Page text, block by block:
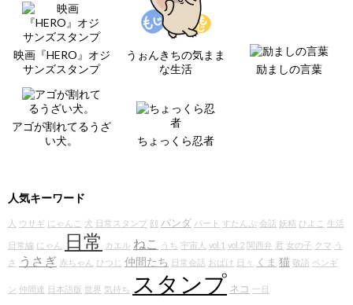
映画『HERO』オジ
サンズスタンプ
うぉんきちの気まま
な生活
励ましの言葉
アゴが割れてるうざ
い犬。
ちょっくら忍者
人気キーワード
人 ウサギ にゃんこ 犬 日常スタンプ 顔 パンダ パート すたんぷ 会話 妖精 ひよこ 生活
日常編 にゃん 日常 カエル ねこ うち 宇宙人 vol.1 vol.2 関西弁 君 女の子 クマ う
さ
うさぎ 赤ちゃん ひつじ 仲間たち 日常会話 おばけ 日々 くま 猫 敬語 ペンギ
ン 仲間達 日本語版 世界 気持ち スタンプ ネコ 一日